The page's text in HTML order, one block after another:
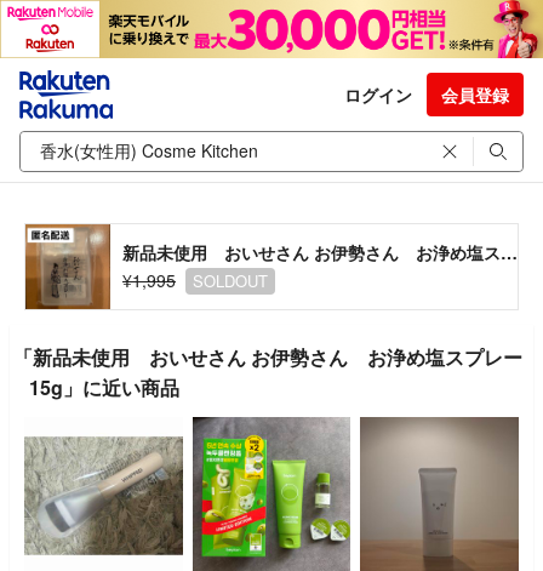
ログイン 会員登録
新品未使用 おいせさん お伊勢さん お浄め塩スプレー 15g
¥1,995
SOLDOUT
「新品未使用 おいせさん お伊勢さん お浄め塩スプレー
15g」に近い商品